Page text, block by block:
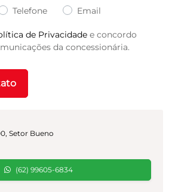
Setor Bueno
(62) 99605-6834
Telefone Email
de Privacidade e concordo
da concessionária.